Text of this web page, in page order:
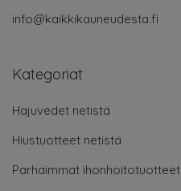
info@kaikkikauneudesta.fi
Kategoriat
Hajuvedet netistä
Hiustuotteet netistä
Parhaimmat ihonhoitotuotteet